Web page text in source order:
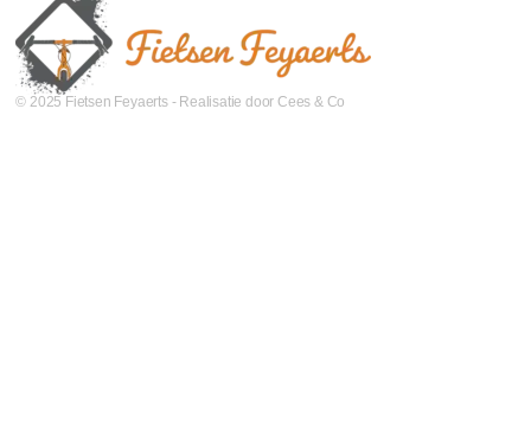
© 2025 Fietsen Feyaerts - Realisatie door Cees & Co